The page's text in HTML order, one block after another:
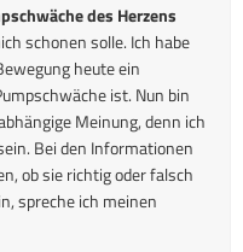
des Herzens
schonen solle. Ich habe
heute ein
ist. Nun bin
Meinung, denn ich
Bei den Informationen
ob sie richtig oder falsch
spreche ich meinen